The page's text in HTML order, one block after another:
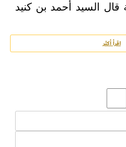
قال السيد أحمد بن كنيد
الاتحاد ككيان وطني
في الملتقى
الثنائية بين الدولتين
والعمل ورفد سوق
في قطاعات اقتصادية
بناء شراكة بين شركات
اقرأ أكثر